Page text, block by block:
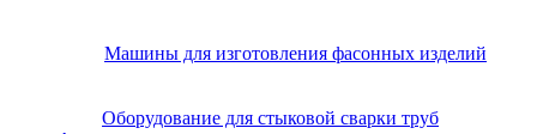
Машины для изготовления фасонных изделий
Оборудование для стыковой сварки труб